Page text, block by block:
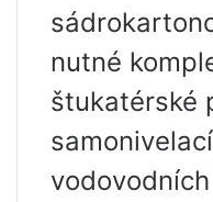
nutné
štukatérské